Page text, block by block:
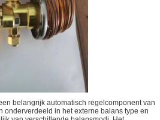
belangrijk automatisch regelcomponent van
onderverdeeld in het externe balans type en